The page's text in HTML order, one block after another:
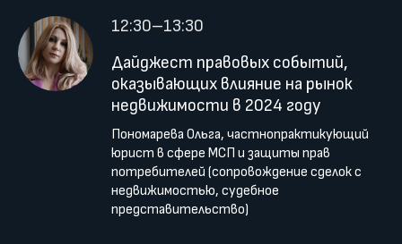
12:30–13:30
Дайджест правовых событий,
оказывающих влияние на рынок
недвижимости в 2024 году
Пономарева Ольга, частнопрактикующий
юрист в сфере МСП и защиты прав
потребителей (сопровождение сделок с
недвижимостью, судебное
представительство)